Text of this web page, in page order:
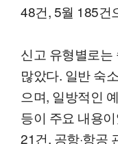
48건, 5월 185건
신고 유형별로는
많았다. 일반 숙
으며, 일방적인
등이 주요 내용
21건, 공항·항공